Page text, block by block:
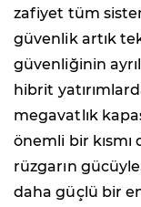
zafiyet tüm
güvenlik artık
güvenliğinin
hibrit
megavatlık
önemli bir kısmı
rüzgarın
daha güçlü bir